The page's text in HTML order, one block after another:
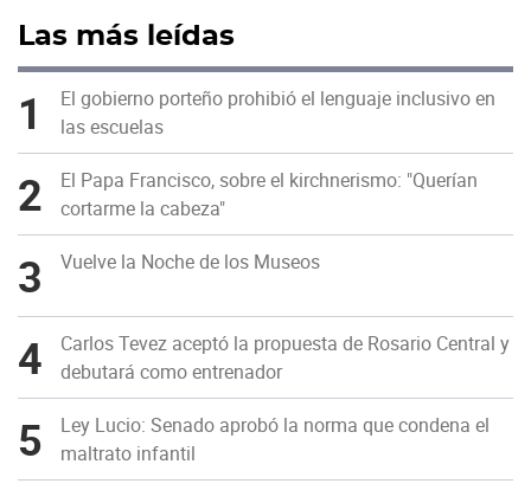
Las más leídas
1
El gobierno porteño prohibió el lenguaje inclusivo en
las escuelas
2
El Papa Francisco, sobre el kirchnerismo: "Querían
cortarme la cabeza"
3 Vuelve la Noche de los Museos
4
Carlos Tevez aceptó la propuesta de Rosario Central y
debutará como entrenador
5
Ley Lucio: Senado aprobó la norma que condena el
maltrato infantil